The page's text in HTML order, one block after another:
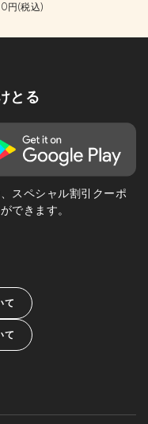
円(税込)
とる
スペシャル割引クーポ
できます。
て
て